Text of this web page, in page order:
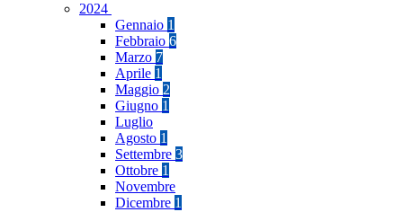
2024
Gennaio 1
Febbraio 6
Marzo 7
Aprile 1
Maggio 2
Giugno 1
Luglio
Agosto 1
Settembre 3
Ottobre 1
Novembre
Dicembre 1